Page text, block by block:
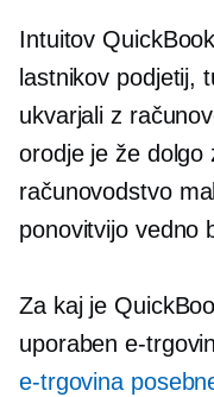
Intuitov
lastnikov podjetij,
ukvarjali z
orodje je že dolgo
računovodstvo
ponovitvijo vedno
Za kaj je
uporabene-
e-trgovina